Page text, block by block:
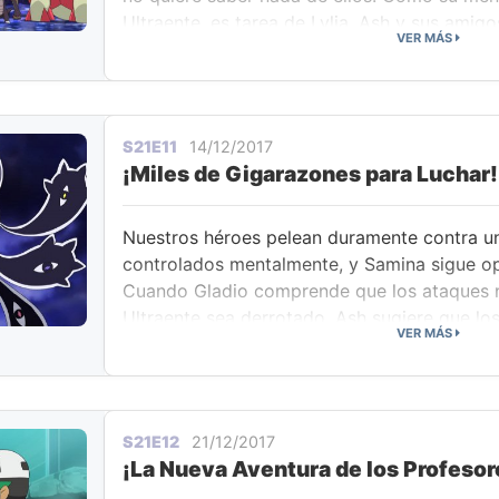
Ultraente, es tarea de Lylia, Ash y sus
se ponen en acción, pero también lo hacen
que también están bajo el control del
fruto, y Clefable se libra del control del
montado a lomos de Solgaleo, Ash continúa
del Ultraente.
VER MÁS
S21E11 14/12/2017
¡Miles de Gigarazones para Luchar!
Nuestros héroes pelean duramente contra
controlados mentalmente, y Samina sigue
Cuando Gladio comprende que los ataques
Ultraente sea derrotado, Ash sugiere que
sus movimientosm Z. Pero al final, Gladio y
mientras Ash y Pikachu usan un poderoso
Tras volver viajando por el Ultraumbral,
reúnen con el Profesor Kukui y la Profesora
VER MÁS
S21E12 21/12/2017
¡La Nueva Aventura de los